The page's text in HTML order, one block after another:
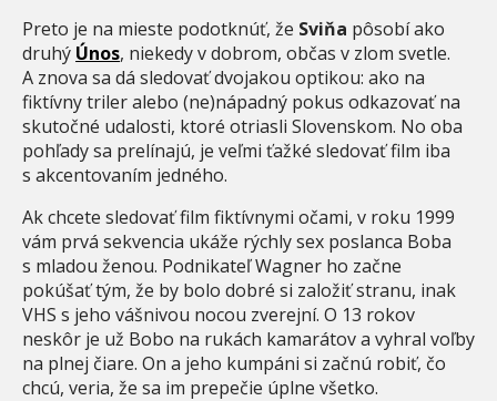
Preto je na mieste podotknúť, že Sviňa pôsobí ako
druhý Únos, niekedy v dobrom, občas v zlom svetle.
A znova sa dá sledovať dvojakou optikou: ako na
fiktívny triler alebo (ne)nápadný pokus odkazovať na
skutočné udalosti, ktoré otriasli Slovenskom. No oba
pohľady sa prelínajú, je veľmi ťažké sledovať film iba
s akcentovaním jedného.
Ak chcete sledovať film fiktívnymi očami, v roku 1999
vám prvá sekvencia ukáže rýchly sex poslanca Boba
s mladou ženou. Podnikateľ Wagner ho začne
pokúšať tým, že by bolo dobré si založiť stranu, inak
VHS s jeho vášnivou nocou zverejní. O 13 rokov
neskôr je už Bobo na rukách kamarátov a vyhral voľby
na plnej čiare. On a jeho kumpáni si začnú robiť, čo
chcú, veria, že sa im prepečie úplne všetko.